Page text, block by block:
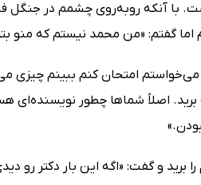
با آنکه روبه‌روی چشمم در جنگل
اما گفتم: «من محمد نیستم که منو
امتحان کنم ببینم چیزی
برید. اصلاً شماها چطور
را برید و گفت: «اگه این بار دکتر